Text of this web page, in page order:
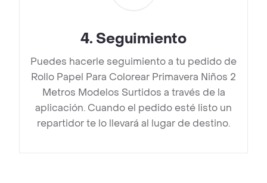
4. Seguimiento
Puedes hacerle seguimiento a tu pedido de
Rollo Papel Para Colorear Primavera Niños 2
Metros Modelos Surtidos a través de la
aplicación. Cuando el pedido esté listo un
repartidor te lo llevará al lugar de destino.